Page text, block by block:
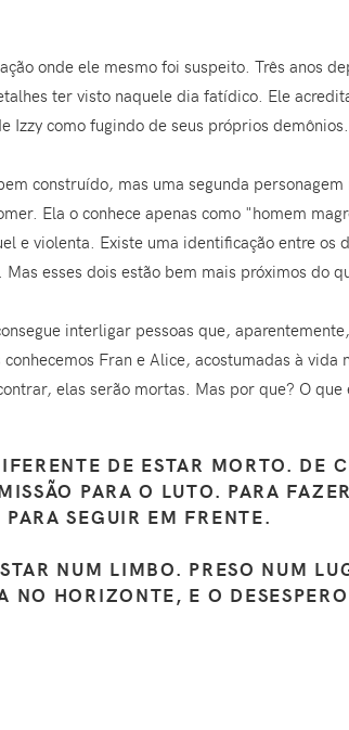
onde ele mesmo foi suspeito. Três anos
ter visto naquele dia fatídico. Ele
como fugindo de seus próprios demônios.
construído, mas uma segunda
Ela o conhece apenas como "homem
e violenta. Existe uma identificação entre
esses dois estão bem mais próximos do
interligar pessoas que,
Fran e Alice, acostumadas à
elas serão mortas. Mas por que? O que
DE ESTAR MORTO. DE
PARA O LUTO. PARA
SEGUIR EM FRENTE.
NUM LIMBO. PRESO NUM
NO HORIZONTE, E O